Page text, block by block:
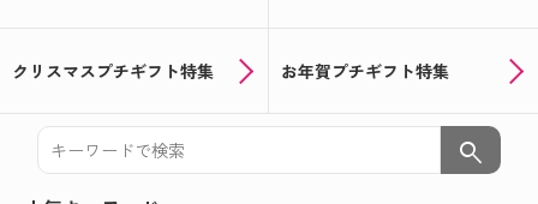
クリスマスプチギフト特集 お年賀プチギフト特集
search